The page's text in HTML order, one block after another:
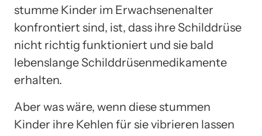
stumme Kinder im Erwachsenenalter
konfrontiert sind, ist, dass ihre Schilddrüse
nicht richtig funktioniert und sie bald
lebenslange Schilddrüsenmedikamente
erhalten.
Aber was wäre, wenn diese stummen
Kinder ihre Kehlen für sie vibrieren lassen